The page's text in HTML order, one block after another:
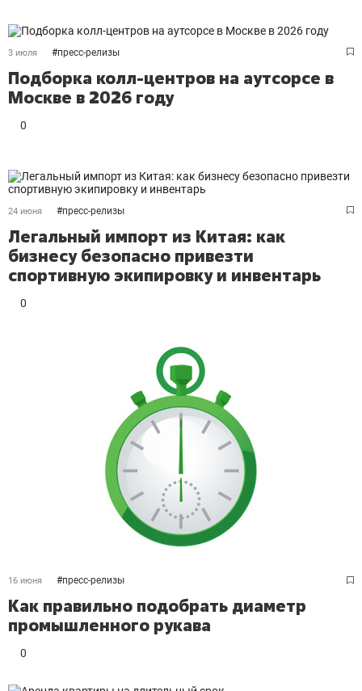
3 июля #пресс-релизы
Подборка колл-центров на аутсорсе в
Москве в 2026 году
0
24 июня #пресс-релизы
Легальный импорт из Китая: как
бизнесу безопасно привезти
спортивную экипировку и инвентарь
0
16 июня #пресс-релизы
Как правильно подобрать диаметр
промышленного рукава
0